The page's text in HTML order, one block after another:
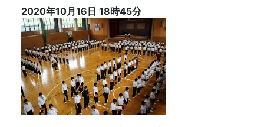
2020年10月16日 18時45分